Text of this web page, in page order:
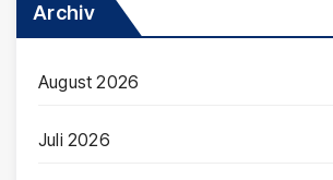
Archiv
August 2026
Juli 2026